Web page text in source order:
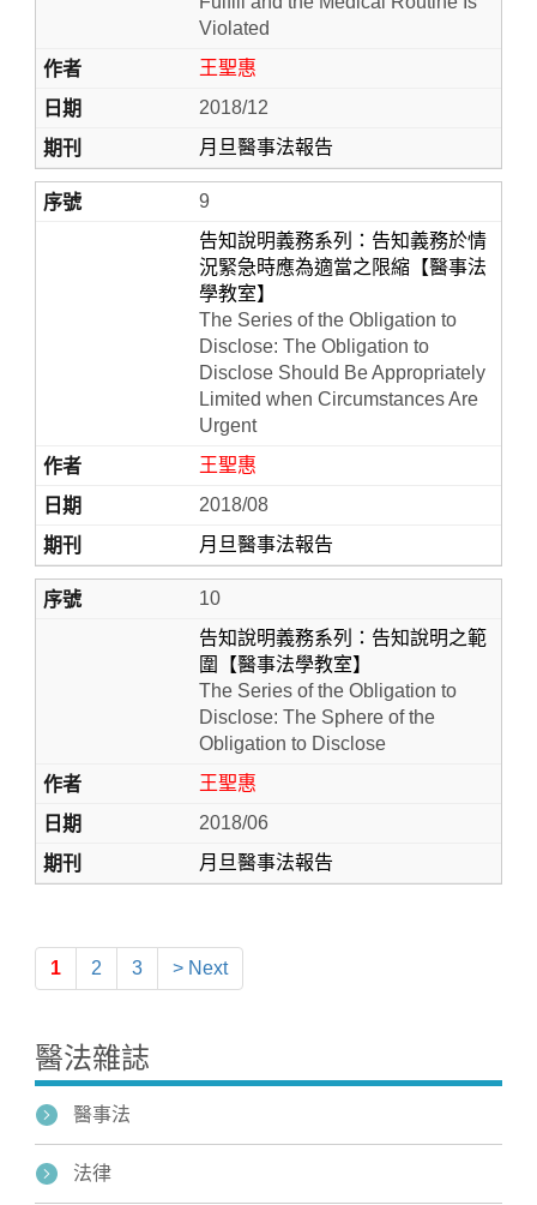
Violated
王聖惠
2018/12
月旦醫事法報告
9
告知說明義務系列：告知義務於情
況緊急時應為適當之限縮【醫事法
學教室】
The Series of the Obligation to
Disclose: The Obligation to
Disclose Should Be Appropriately
Limited when Circumstances Are
Urgent
王聖惠
2018/08
月旦醫事法報告
10
告知說明義務系列：告知說明之範
圍【醫事法學教室】
The Series of the Obligation to
Disclose: The Sphere of the
Obligation to Disclose
王聖惠
2018/06
月旦醫事法報告
1 2 3 > Next
醫法雜誌
醫事法
法律